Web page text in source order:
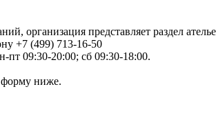
организация представляет раздел
+7 (499) 713-16-50
пт 09:30-20:00; сб 09:30-18:00.
форму ниже.